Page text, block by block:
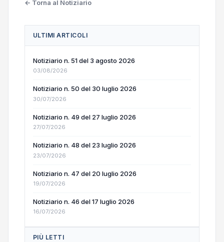
← Torna al Notiziario
ULTIMI ARTICOLI
Notiziario n. 51 del 3 agosto 2026
03/08/2026
Notiziario n. 50 del 30 luglio 2026
30/07/2026
Notiziario n. 49 del 27 luglio 2026
27/07/2026
Notiziario n. 48 del 23 luglio 2026
23/07/2026
Notiziario n. 47 del 20 luglio 2026
19/07/2026
Notiziario n. 46 del 17 luglio 2026
16/07/2026
PIÙ LETTI